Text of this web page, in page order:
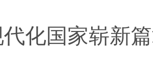
化国家崭新